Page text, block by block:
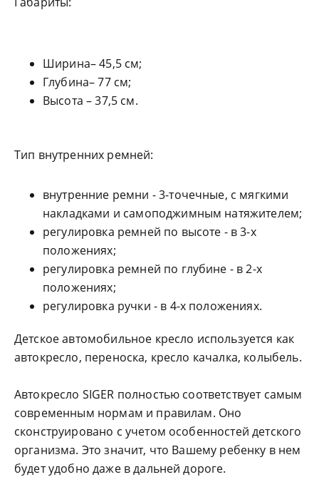
Ширина– 45,5 см;
Глубина– 77 см;
Высота – 37,5 см.
Тип внутренних ремней:
внутренние ремни - 3-точечные, с мягкими
накладками и самоподжимным натяжителем;
регулировка ремней по высоте - в 3-х
положениях;
регулировка ремней по глубине - в 2-х
положениях;
регулировка ручки - в 4-х положениях.
Детское автомобильное кресло используется как
автокресло, переноска, кресло качалка, колыбель.
Автокресло SIGER полностью соответствует самым
современным нормам и правилам. Оно
сконструировано с учетом особенностей детского
организма. Это значит, что Вашему ребенку в нем
будет удобно даже в дальней дороге.